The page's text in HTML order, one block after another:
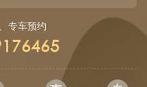
专车预约